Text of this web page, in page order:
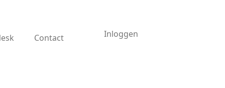
Contact Inloggen